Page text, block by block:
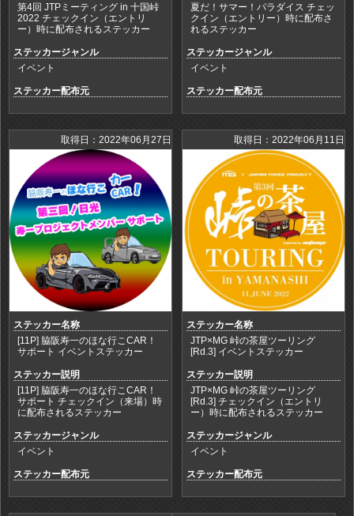
第4回 JTPミーティング in 十国峠
2022 チェックイン（エントリ
ー）時に配布されるステッカー
ステッカージャンル
イベント
ステッカー配布元
夏だ！サマー！パラダイス チェッ
クイン（エントリー）時に配布さ
れるステッカー
ステッカージャンル
イベント
ステッカー配布元
取得日：2022年06月27日
ステッカー名称
[11P] 脇阪寿一のほな行こCAR！
サポート イベントステッカー
ステッカー説明
[11P] 脇阪寿一のほな行こCAR！
サポート チェックイン（来場）時
に配布されるステッカー
ステッカージャンル
イベント
ステッカー配布元
取得日：2022年06月11日
ステッカー名称
JTP×MG 峠の茶屋ツーリング
[Rd.3] イベントステッカー
ステッカー説明
JTP×MG 峠の茶屋ツーリング
[Rd.3] チェックイン（エントリ
ー）時に配布されるステッカー
ステッカージャンル
イベント
ステッカー配布元